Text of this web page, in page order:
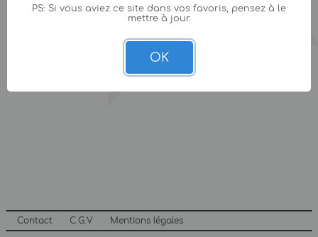
Contact C.G.V Mentions légales
PS: Si vous aviez ce site dans vos favoris, pensez à le
mettre à jour.
OK